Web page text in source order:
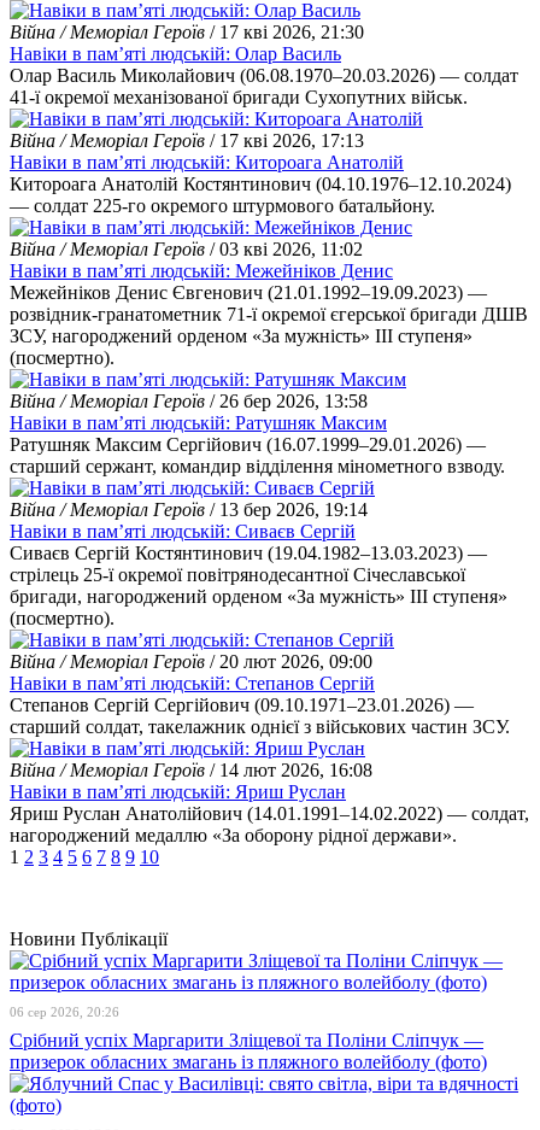
Війна / Меморіал Героїв / 17 кві 2026, 21:30
Навіки в пам’яті людській: Олар Василь
Олар Василь Миколайович (06.08.1970–20.03.2026) — солдат
41-ї окремої механізованої бригади Сухопутних військ.
Війна / Меморіал Героїв / 17 кві 2026, 17:13
Навіки в пам’яті людській: Китороага Анатолій
Китороага Анатолій Костянтинович (04.10.1976–12.10.2024)
— солдат 225-го окремого штурмового батальйону.
Війна / Меморіал Героїв / 03 кві 2026, 11:02
Навіки в пам’яті людській: Межейніков Денис
Межейніков Денис Євгенович (21.01.1992–19.09.2023) —
розвідник-гранатометник 71-ї окремої єгерської бригади ДШВ
ЗСУ, нагороджений орденом «За мужність» III ступеня»
(посмертно).
Війна / Меморіал Героїв / 26 бер 2026, 13:58
Навіки в пам’яті людській: Ратушняк Максим
Ратушняк Максим Сергійович (16.07.1999–29.01.2026) —
старший сержант, командир відділення мінометного взводу.
Війна / Меморіал Героїв / 13 бер 2026, 19:14
Навіки в пам’яті людській: Сиваєв Сергій
Сиваєв Сергій Костянтинович (19.04.1982–13.03.2023) —
стрілець 25-ї окремої повітрянодесантної Січеславської
бригади, нагороджений орденом «За мужність» III ступеня»
(посмертно).
Війна / Меморіал Героїв / 20 лют 2026, 09:00
Навіки в пам’яті людській: Степанов Сергій
Степанов Сергій Сергійович (09.10.1971–23.01.2026) —
старший солдат, такелажник однієї з військових частин ЗСУ.
Війна / Меморіал Героїв / 14 лют 2026, 16:08
Навіки в пам’яті людській: Яриш Руслан
Яриш Руслан Анатолійович (14.01.1991–14.02.2022) — солдат,
нагороджений медаллю «За оборону рідної держави».
1 2 3 4 5 6 7 8 9 10
Новини Публікації
06 сер 2026, 20:26
Срібний успіх Маргарити Зліщевої та Поліни Сліпчук —
призерок обласних змагань із пляжного волейболу (фото)